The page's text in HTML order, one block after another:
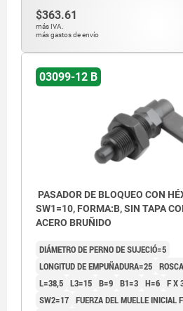
$363.61
más IVA.
más gastos de envío
03099-12 B
PASADOR DE BLOQUEO CON
SW1=10, FORMA:B, SIN TAPA
ACERO BRUÑIDO
DIÁMETRO DE PERNO DE SUJECIÓ=5
LONGITUD DE EMPUÑADURA=25
L=38,5 L3=15 B=9 B1=3 H=6 F X
SW2=17 FUERZA DEL MUELLE INICIAL